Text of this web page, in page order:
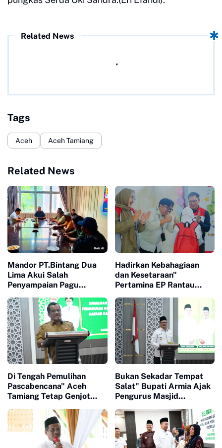
Related News
Tags
Aceh Aceh Tamiang
Related News
Mandor PT.Bintang Dua
Lima Akui Salah
Penyampaian Pagu
Perbaiki Mutu Material
bangunan
Hadirkan Kebahagiaan
dan Kesetaraan"
Pertamina EP Rantau
Bersama 120 Anak
Berkebutuhan Khusus
Di Tengah Pemulihan
Pascabencana" Aceh
Tamiang Tetap Genjot
Bukan Sekadar Tempat
Salat" Bupati Armia Ajak
Pengurus Masjid
Pengelolaan